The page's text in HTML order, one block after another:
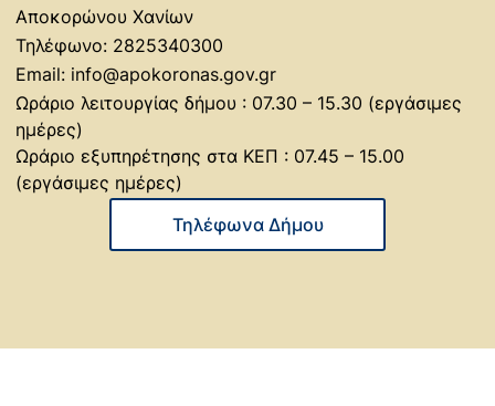
Μάθε περισσότερα
ΑΠΑΛΛΟΤΡΙΩΣΗ ΓΙΑ ΤΗΝ ΚΑΤΑΣΚΕΥΗ ΤΟΥ
ΟΔΙΚΟΥ ΑΞΟΝΑ “ΒΟΡΕΙΟΣ ΟΔΙΚΟΣ ΑΞΟΝΑΣ
ΚΡΗΤΗΣ”
08/04/2026
Μάθε περισσότερα
ΑΝΑΚΟΙΝΩΣΗ ΓΙΑ ΤΟ ΚΑΤΑΔΥΤΙΚΟ ΠΑΡΚΟ
02/06/2025
Αποκορώνου Χανίων
Τηλέφωνο: 2825340300
Email: info@apokoronas.gov.gr
Ωράριο λειτουργίας δήμου : 07.30 – 15.30 (εργάσιμες
ημέρες)
Ωράριο εξυπηρέτησης στα ΚΕΠ : 07.45 – 15.00
(εργάσιμες ημέρες)
Τηλέφωνα Δήμου